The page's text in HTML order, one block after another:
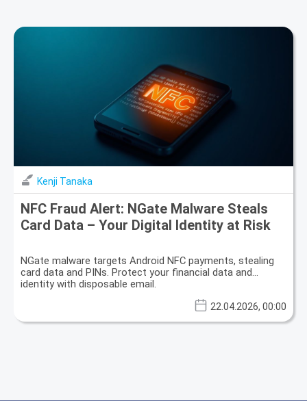
Kenji Tanaka
NFC Fraud Alert: NGate Malware Steals
Card Data – Your Digital Identity at Risk
NGate malware targets Android NFC payments, stealing
card data and PINs. Protect your financial data and
identity with disposable email.
22.04.2026, 00:00